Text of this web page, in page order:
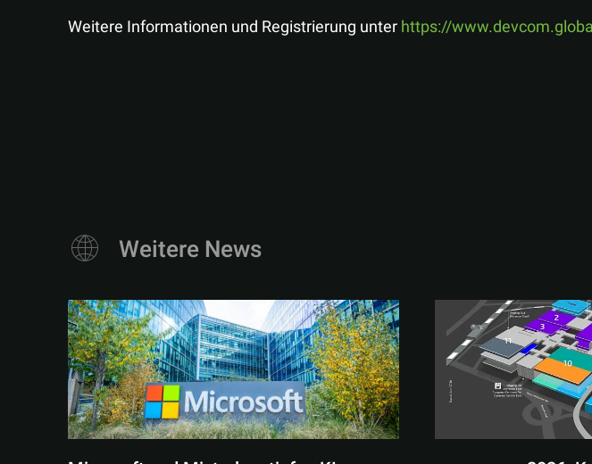
Weitere Informationen und Registrierung unterhttps://
Weitere News